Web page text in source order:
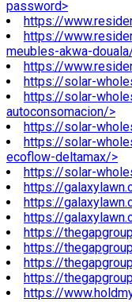
password>
https://
https://
meubles-akwa-
https://
https://solar-
https://solar-
autoconsomacion/>
https://solar-
https://solar-
ecoflow-deltamax/>
https://solar-
https://
https://
https://
https://
https://
https://
https://
https://